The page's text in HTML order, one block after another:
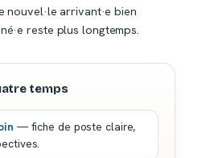
nouvel·le arrivant·e bien
reste plus longtemps.
temps
— fiche de poste claire,